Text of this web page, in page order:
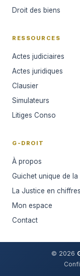
Droit des biens
RESSOURCES
Actes judiciaires
Actes juridiques
Clausier
Simulateurs
Litiges Conso
G-DROIT
À propos
Guichet unique de la
La Justice en chiffres
Mon espace
Contact
© 2026